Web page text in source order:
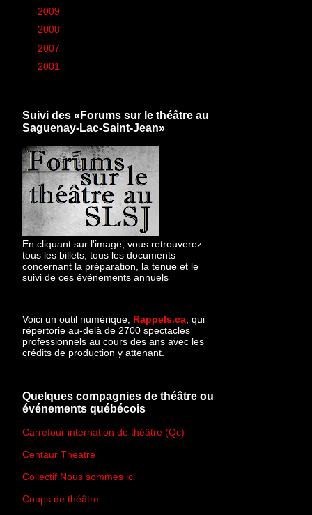
2009
2008
2007
2001
Suivi des «Forums sur le théâtre au
Saguenay-Lac-Saint-Jean»
En cliquant sur l'image, vous retrouverez
tous les billets, tous les documents
concernant la préparation, la tenue et le
suivi de ces événements annuels
Voici un outil numérique, Rappels.ca , qui
répertorie au-delà de 2700 spectacles
professionnels au cours des ans avec les
crédits de production y attenant.
Quelques compagnies de théâtre ou
événements québécois
Carrefour internation de théâtre (Qc)
Centaur Theatre
Collectif Nous sommes ici
Coups de théâtre